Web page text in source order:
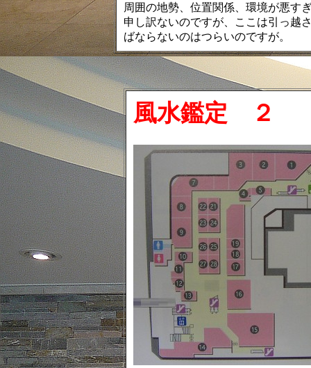
周囲の地勢、位置関係、環境が悪す
申し訳ないのですが、ここは引っ越
ばならないのはつらいのですが。
風水鑑定 ２